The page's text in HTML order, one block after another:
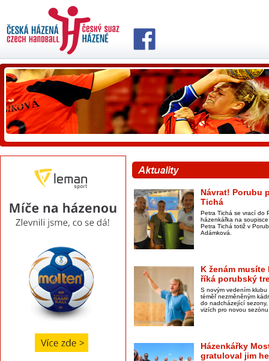
Návrat! Porubu
Tichá
Petra Tichá se vrací do
házenkářka na
Petra Tichá totiž v
Adámková.
K ženám
říká porubský
S novým vedením
téměř nezměněným
do nadcházející
vizích pro novou
Házenkářky
gratuloval jim